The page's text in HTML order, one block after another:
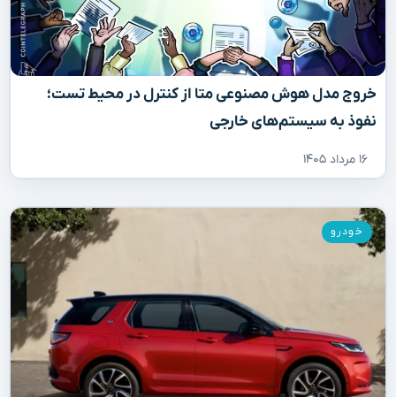
خروج مدل هوش مصنوعی متا از کنترل در محیط تست؛
نفوذ به سیستم‌های خارجی
۱۶ مرداد ۱۴۰۵
خودرو